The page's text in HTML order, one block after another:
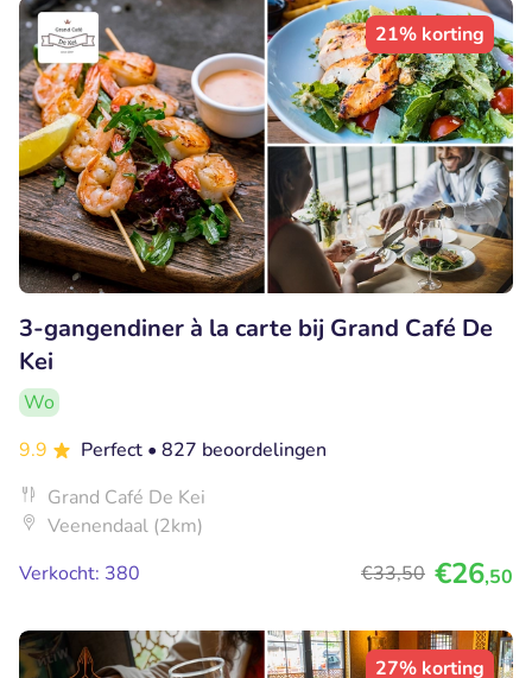
21% korting
3-gangendiner à la carte bij Grand Café De
Kei
Wo
9.9
Perfect • 827 beoordelingen
Grand Café De Kei
Veenendaal (2km)
Verkocht: 380
€33,50 €26,50
27% korting